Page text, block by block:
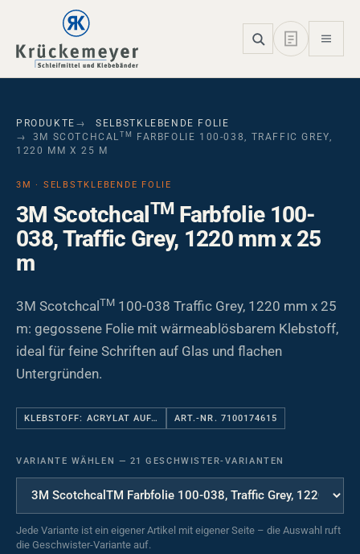
Skip to main navigation
Skip to main content
Skip to page footer
PRODUKTE
SELBSTKLEBENDE FOLIE
3M SCOTCHCAL TM
FARBFOLIE 100-038, TRAFFIC GREY,
1220 MM X 25 M
3M · SELBSTKLEBENDE FOLIE
3M ScotchcalTMFarbfolie 100-
038, Traffic Grey, 1220 mm x 25
m
3M Scotchcal TM 100-038 Traffic Grey, 1220 mm x 25
m: gegossene Folie mit wärmeablösbarem Klebstoff,
ideal für feine Schriften auf Glas und flachen
Untergründen.
KLEBSTOFF: ACRYLAT AUF… ART.-NR. 7100174615
VARIANTE WÄHLEN — 21 GESCHWISTER-VARIANTEN
Jede Variante ist ein eigener Artikel mit eigener Seite – die Auswahl ruft
die Geschwister-Variante auf.